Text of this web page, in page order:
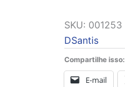
SKU: 001253
DSantis
Compartilhe isso:
E-mail